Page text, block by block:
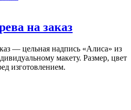
на заказ
— цельная надпись «Алиса» из
макету. Размер, цвет
изготовлением.